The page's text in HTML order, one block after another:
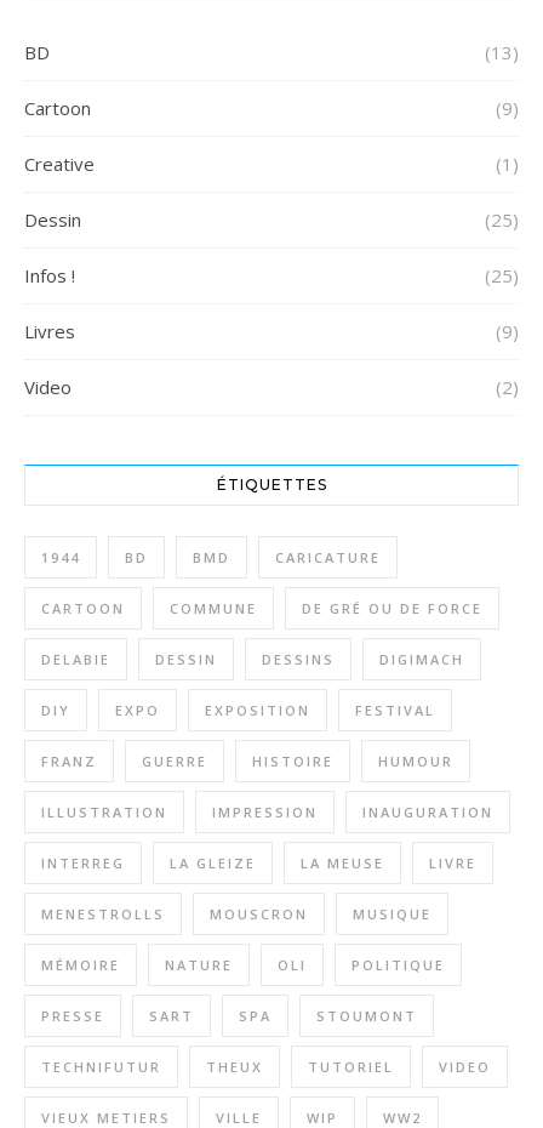
BD (13)
Cartoon (9)
Creative (1)
Dessin (25)
Infos ! (25)
Livres (9)
Video (2)
ÉTIQUETTES
1944 BD BMD CARICATURE
CARTOON COMMUNE DE GRÉ OU DE FORCE
DELABIE DESSIN DESSINS DIGIMACH
DIY EXPO EXPOSITION FESTIVAL
FRANZ GUERRE HISTOIRE HUMOUR
ILLUSTRATION IMPRESSION INAUGURATION
INTERREG LA GLEIZE LA MEUSE LIVRE
MENESTROLLS MOUSCRON MUSIQUE
MÉMOIRE NATURE OLI POLITIQUE
PRESSE SART SPA STOUMONT
TECHNIFUTUR THEUX TUTORIEL VIDEO
VIEUX METIERS VILLE WIP WW2